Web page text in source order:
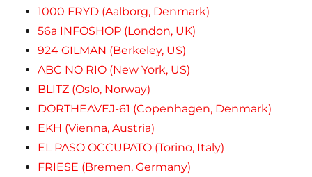
1000 FRYD (Aalborg, Denmark)
56a INFOSHOP (London, UK)
924 GILMAN (Berkeley, US)
ABC NO RIO (New York, US)
BLITZ (Oslo, Norway)
DORTHEAVEJ-61 (Copenhagen, Denmark)
EKH (Vienna, Austria)
EL PASO OCCUPATO (Torino, Italy)
FRIESE (Bremen, Germany)